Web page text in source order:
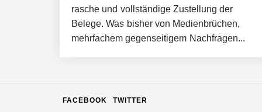
rasche und vollständige Zustellung der
Belege. Was bisher von Medienbrüchen,
mehrfachem gegenseitigem Nachfragen...
Mit Low-Code: Wie Exolynk
FACEBOOK TWITTER